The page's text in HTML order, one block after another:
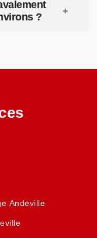
?
Andeville